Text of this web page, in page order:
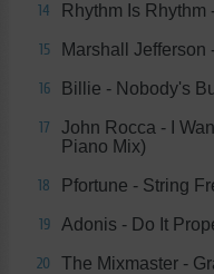
14 Rhythm Is Rhythm
15 Marshall Jefferson
16 Billie - Nobody's
17
John Rocca - I
Piano Mix)
18 Pfortune - String
19 Adonis - Do It
20 The Mixmaster -